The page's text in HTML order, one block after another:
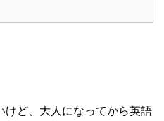
ど、大人になってから英語